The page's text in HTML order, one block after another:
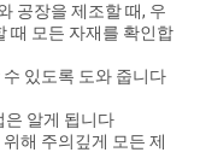
공장을 제조할 때, 우
때 모든 자재를 확인합
있도록 도와 줍니다
은 알게 됩니다
해 주의깊게 모든 제